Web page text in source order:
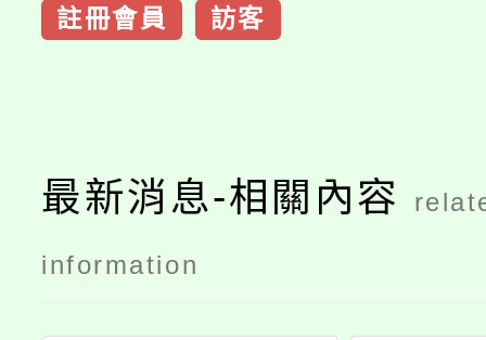
註冊會員 訪客
最新消息-相關內容
information